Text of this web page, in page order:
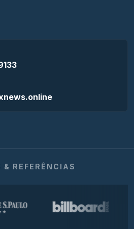
& REFERÊNCIAS